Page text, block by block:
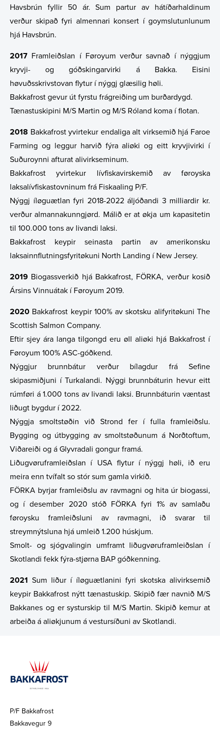
Havsbrún fyllir 50 ár. Sum partur av hátíðarhaldinum
verður skipað fyri almennari konsert í goymslutunlunum
hjá Havsbrún.
2017 Framleiðslan í Føroyum verður savnað í nýggjum
kryvji- og góðskingarvirki á Bakka. Eisini
høvuðsskrivstovan flytur í nýggj glæsilig høli.
Bakkafrost gevur út fyrstu frágreiðing um burðardygd.
Tænastuskipini M/S Martin og M/S Róland koma í flotan.
2018 Bakkafrost yvirtekur endaliga alt virksemið hjá Faroe
Farming og leggur harvið fýra aliøki og eitt kryvjivirki í
Suðuroynni afturat alivirkseminum.
Bakkafrost yvirtekur lívfiskavirskemið av føroyska
laksalívfiskastovninum frá Fiskaaling P/F.
Nýggj íløguætlan fyri 2018-2022 áljóðandi 3 milliardir kr.
verður almannakunngjørd. Málið er at økja um kapasitetin
til 100.000 tons av livandi laksi.
Bakkafrost keypir seinasta partin av amerikonsku
laksainnflutningsfyritøkuni North Landing í New Jersey.
2019 Biogassverkið hjá Bakkafrost, FÖRKA, verður kosið
Ársins Vinnuátak í Føroyum 2019.
2020 Bakkafrost keypir 100% av skotsku alifyritøkuni The
Scottish Salmon Company.
Eftir sjey ára langa tilgongd eru øll aliøki hjá Bakkafrost í
Føroyum 100% ASC-góðkend.
Nýggjur brunnbátur verður bílagdur frá Sefine
skipasmiðjuni í Turkalandi. Nýggi brunnbáturin hevur eitt
rúmføri á 1.000 tons av livandi laksi. Brunnbáturin væntast
liðugt bygdur í 2022.
Nýggja smoltstøðin við Strond fer í fulla framleiðslu.
Bygging og útbygging av smoltstøðunum á Norðtoftum,
Viðareiði og á Glyvradali gongur framá.
Liðugvøruframleiðslan í USA flytur í nýggj høli, ið eru
meira enn tvífalt so stór sum gamla virkið.
FÖRKA byrjar framleiðslu av ravmagni og hita úr biogassi,
og í desember 2020 stóð FÖRKA fyri 1% av samlaðu
føroysku framleiðsluni av ravmagni, ið svarar til
streymnýtsluna hjá umleið 1.200 húskjum.
Smolt- og sjógvalingin umframt liðugvøruframleiðslan í
Skotlandi fekk fýra-stjørna BAP góðkenning.
2021 Sum liður í íløguætlanini fyri skotska alivirksemið
keypir Bakkafrost nýtt tænastuskip. Skipið fær navnið M/S
Bakkanes og er systurskip til M/S Martin. Skipið kemur at
arbeiða á aliøkjunum á vestursíðuni av Skotlandi.
P/F Bakkafrost
Bakkavegur 9